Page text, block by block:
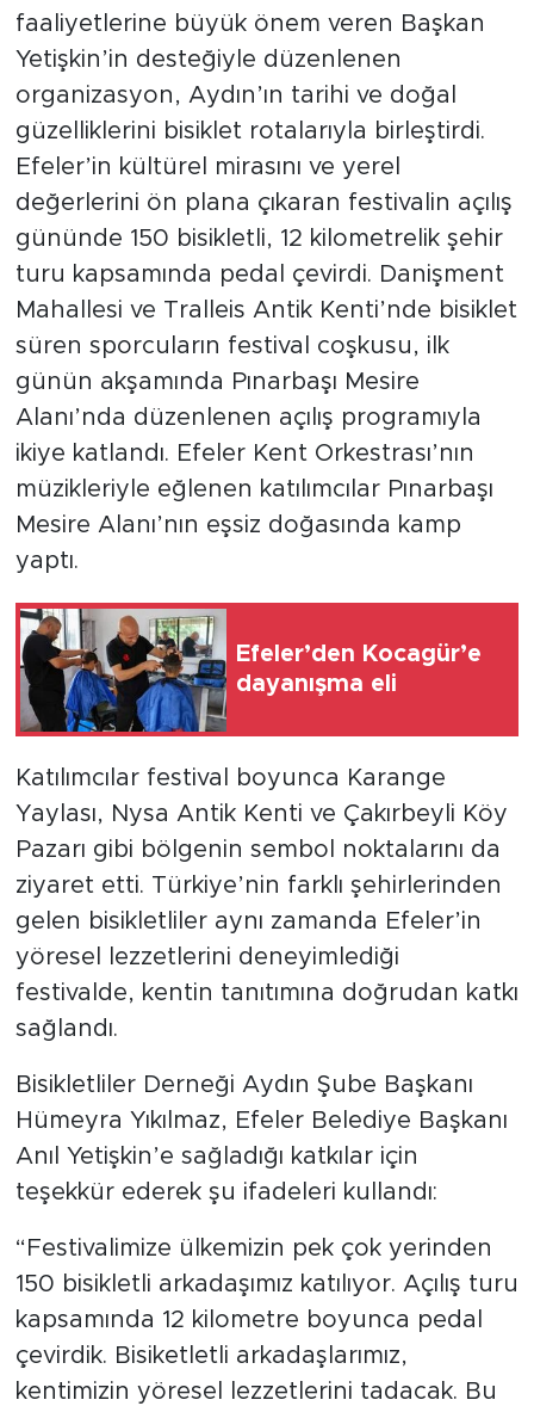
faaliyetlerine büyük önem veren Başkan
Yetişkin’in desteğiyle düzenlenen
organizasyon, Aydın’ın tarihi ve doğal
güzelliklerini bisiklet rotalarıyla birleştirdi.
Efeler’in kültürel mirasını ve yerel
değerlerini ön plana çıkaran festivalin açılış
gününde 150 bisikletli, 12 kilometrelik şehir
turu kapsamında pedal çevirdi. Danişment
Mahallesi ve Tralleis Antik Kenti’nde bisiklet
süren sporcuların festival coşkusu, ilk
günün akşamında Pınarbaşı Mesire
Alanı’nda düzenlenen açılış programıyla
ikiye katlandı. Efeler Kent Orkestrası’nın
müzikleriyle eğlenen katılımcılar Pınarbaşı
Mesire Alanı’nın eşsiz doğasında kamp
yaptı.
Efeler’den Kocagür’e
dayanışma eli
Katılımcılar festival boyunca Karange
Yaylası, Nysa Antik Kenti ve Çakırbeyli Köy
Pazarı gibi bölgenin sembol noktalarını da
ziyaret etti. Türkiye’nin farklı şehirlerinden
gelen bisikletliler aynı zamanda Efeler’in
yöresel lezzetlerini deneyimlediği
festivalde, kentin tanıtımına doğrudan katkı
sağlandı.
Bisikletliler Derneği Aydın Şube Başkanı
Hümeyra Yıkılmaz, Efeler Belediye Başkanı
Anıl Yetişkin’e sağladığı katkılar için
teşekkür ederek şu ifadeleri kullandı:
“Festivalimize ülkemizin pek çok yerinden
150 bisikletli arkadaşımız katılıyor. Açılış turu
kapsamında 12 kilometre boyunca pedal
çevirdik. Bisiketletli arkadaşlarımız,
kentimizin yöresel lezzetlerini tadacak. Bu